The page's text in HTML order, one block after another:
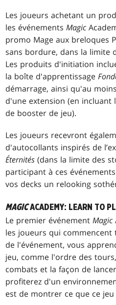
Les joueurs achetant un
les événementsMagic
promo Mage aux breloques
sans bordure, dans la limite
Les produits d'initiation
la boîte d'apprentissage
démarrage, ainsi qu'au
d'une extension (en incluant
de booster de jeu).
Les joueurs recevront
d'autocollants inspirés de
Éternités (dans la limite des
participant à ces
vos decks un relooking
MAGICACADEMY: LEARN TO
Le premier événementMagic
les joueurs qui
de l'événement, vous
jeu, comme l'ordre des
combats et la façon de
profiterez d'un
est de montrer ce que ce